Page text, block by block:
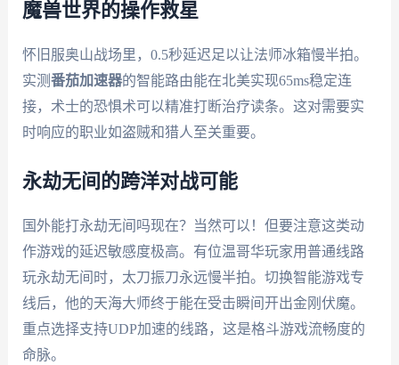
魔兽世界的操作救星
怀旧服奥山战场里，0.5秒延迟足以让法师冰箱慢半拍。
实测番茄加速器的智能路由能在北美实现65ms稳定连
接，术士的恐惧术可以精准打断治疗读条。这对需要实
时响应的职业如盗贼和猎人至关重要。
永劫无间的跨洋对战可能
国外能打永劫无间吗现在？当然可以！但要注意这类动
作游戏的延迟敏感度极高。有位温哥华玩家用普通线路
玩永劫无间时，太刀振刀永远慢半拍。切换智能游戏专
线后，他的天海大师终于能在受击瞬间开出金刚伏魔。
重点选择支持UDP加速的线路，这是格斗游戏流畅度的
命脉。